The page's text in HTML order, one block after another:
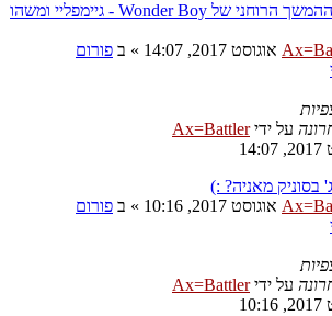
Monster Boy - ההמשך הרוחני של Wonder Boy - גיימפליי ומשהו
» ב פורום
על ידיAx=Battler
בסוניק מאניה? :)
» ב פורום
על ידיAx=Battler